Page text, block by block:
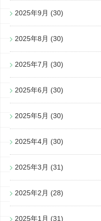
2025年9月 (30)
2025年8月 (30)
2025年7月 (30)
2025年6月 (30)
2025年5月 (30)
2025年4月 (30)
2025年3月 (31)
2025年2月 (28)
2025年1月 (31)